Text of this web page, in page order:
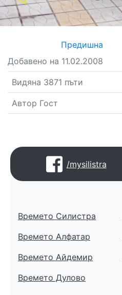
Предишна
Добавено на 11.02.2008
Видяна 3871 пъти
Автор Гост
/mysilistra
Времето Силистра
Времето Алфатар
Времето Айдемир
Времето Дулово